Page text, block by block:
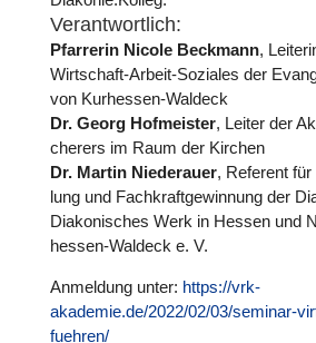
Ver­ant­wort­lich:
Pfar­re­rin Nicole Beckmann,
Wirt­schaft-Arbeit-Soziales der
von Kur­hes­sen-Waldeck
Dr. Georg Hof­meis­ter, Leiter der
che­rers im Raum der Kirchen
Dr. Martin Nie­der­auer, Referent
lung und Fach­kraft­ge­win­nung der
Dia­ko­ni­sches Werk in Hessen und
hes­sen-Waldeck e. V.
Anmel­dung unter: https://vrk-
akademie.de/2022/02/03/seminar-
fuehren/